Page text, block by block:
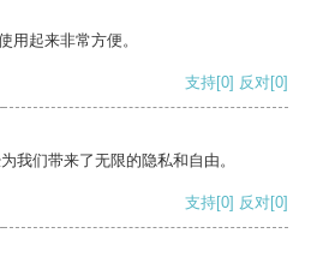
用起来非常方便。
支持[0] 反对[0]
我们带来了无限的隐私和自由。
支持[0] 反对[0]